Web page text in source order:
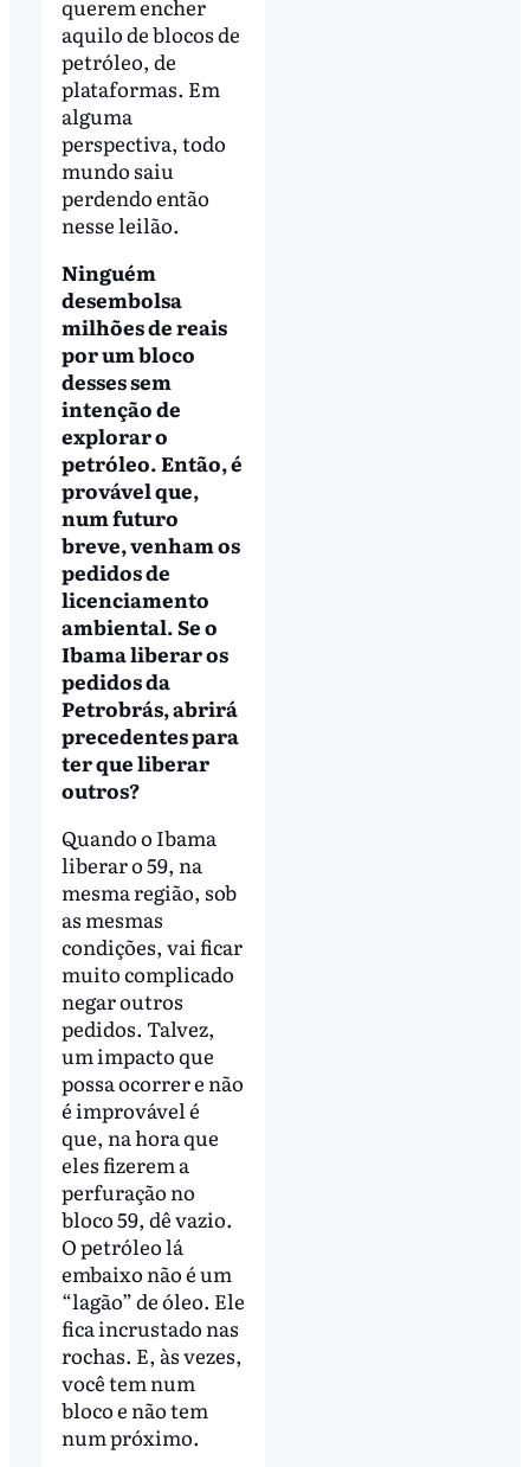
querem encher
aquilo de blocos de
petróleo, de
plataformas. Em
alguma
perspectiva, todo
mundo saiu
perdendo então
nesse leilão.
Ninguém
desembolsa
milhões de reais
por um bloco
desses sem
intenção de
explorar o
petróleo. Então, é
provável que,
num futuro
breve, venham os
pedidos de
licenciamento
ambiental. Se o
Ibama liberar os
pedidos da
Petrobrás, abrirá
precedentes para
ter que liberar
outros?
Quando o Ibama
liberar o 59, na
mesma região, sob
as mesmas
condições, vai ficar
muito complicado
negar outros
pedidos. Talvez,
um impacto que
possa ocorrer e não
é improvável é
que, na hora que
eles fizerem a
perfuração no
bloco 59, dê vazio.
O petróleo lá
embaixo não é um
“lagão” de óleo. Ele
fica incrustado nas
rochas. E, às vezes,
você tem num
bloco e não tem
num próximo.